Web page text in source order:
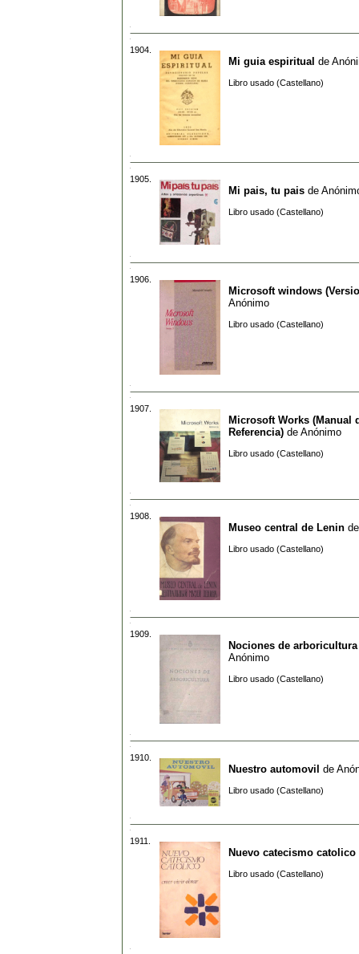
1904.
Mi guia espiritual de
Libro usado (Castellano)
1905.
Mi pais, tu pais de
Libro usado (Castellano)
1906.
Microsoft windows
Anónimo
Libro usado (Castellano)
1907.
Microsoft Works (Manual
Referencia) de Anónimo
Libro usado (Castellano)
1908.
Museo central de Lenin
Libro usado (Castellano)
1909.
Nociones de arboricultura
Anónimo
Libro usado (Castellano)
1910.
Nuestro automovil de
Libro usado (Castellano)
1911.
Nuevo catecismo catolico
Libro usado (Castellano)